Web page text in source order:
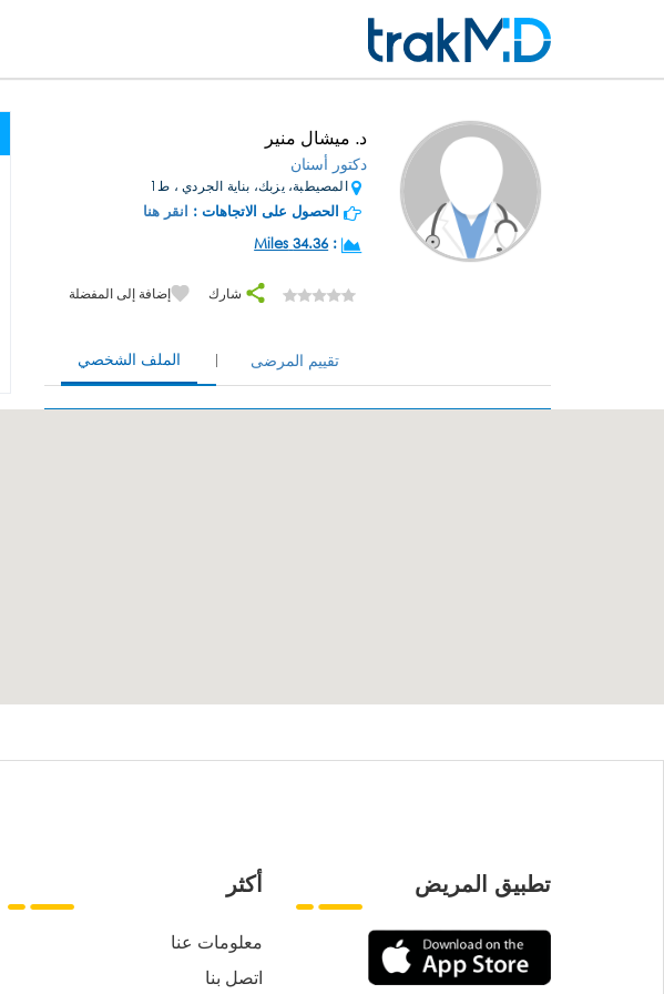
د. ميشال منير
دكتور أسنان
المصيطبة، يزبك، بناية الجردي ، ط1
الحصول على الاتجاهات : انقر هنا
:
34.36 Miles
شارك إضافة إلى المفضلة
الملف الشخصي تقييم المرضى
أكثر
معلومات عنا
اتصل بنا
تطبيق المريض